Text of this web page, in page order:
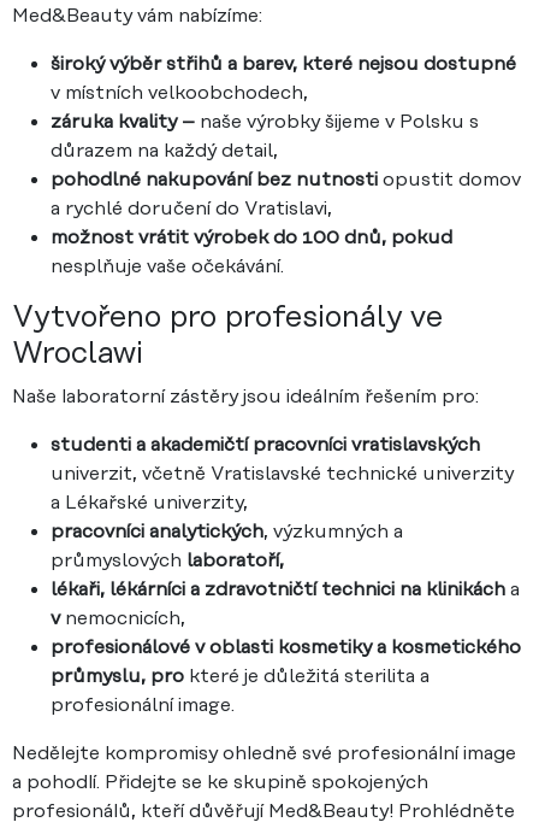
Med&Beauty vám nabízíme:
široký výběr střihů a barev, které nejsou dostupné
v místních velkoobchodech,
záruka kvality – naše výrobky šijeme v Polsku s
důrazem na každý detail,
pohodlné nakupování bez nutnosti opustit domov
a rychlé doručení do Vratislavi,
možnost vrátit výrobek do 100 dnů, pokud
nesplňuje vaše očekávání.
Vytvořeno pro profesionály ve
Wroclawi
Naše laboratorní zástěry jsou ideálním řešením pro:
studenti a akademičtí pracovníci vratislavských
univerzit, včetně Vratislavské technické univerzity
a Lékařské univerzity,
pracovníci analytických, výzkumných a
průmyslových laboratoří,
lékaři, lékárníci a zdravotničtí technici na klinikách a
vnemocnicích,
profesionálové v oblasti kosmetiky a kosmetického
průmyslu, pro které je důležitá sterilita a
profesionální image.
Nedělejte kompromisy ohledně své profesionální image
a pohodlí. Přidejte se ke skupině spokojených
profesionálů, kteří důvěřují Med&Beauty! Prohlédněte